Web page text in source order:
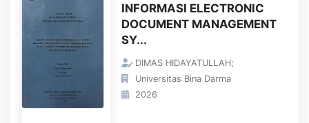
INFORMASI ELECTRONIC
DOCUMENT MANAGEMENT
SY...
DIMAS HIDAYATULLAH;
Universitas Bina Darma
2026